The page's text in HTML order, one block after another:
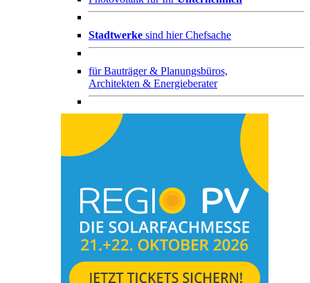
Stadtwerke sind hier Chefsache
fürBauträger & Planungsbüros,
Architekten & Energieberater